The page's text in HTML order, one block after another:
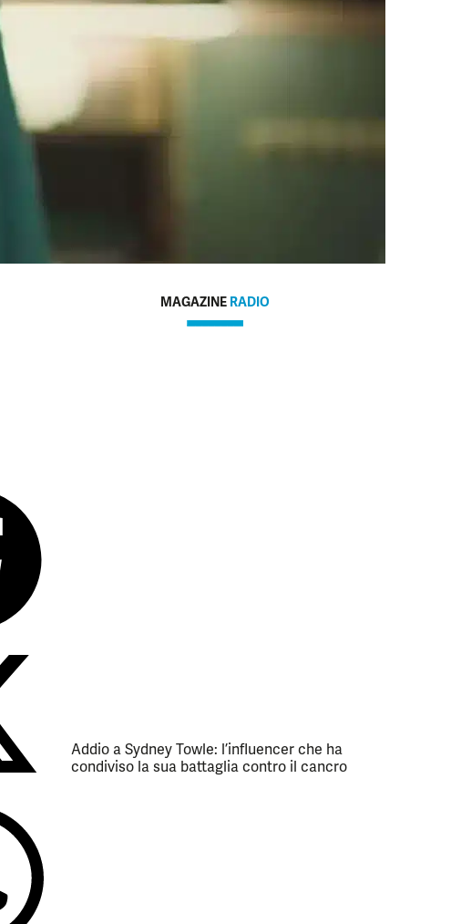
MAGAZINE RADIO
Addio a Sydney Towle: l’influencer che ha
condiviso la sua battaglia contro il cancro